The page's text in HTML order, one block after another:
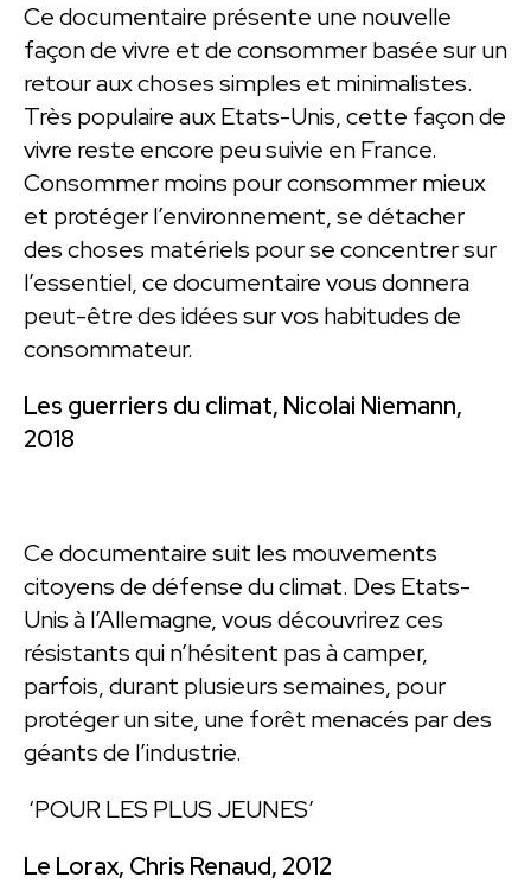
Ce documentaire présente une nouvelle
façon de vivre et de consommer basée sur un
retour aux choses simples et minimalistes.
Très populaire aux Etats-Unis, cette façon de
vivre reste encore peu suivie en France.
Consommer moins pour consommer mieux
et protéger l’environnement, se détacher
des choses matériels pour se concentrer sur
l’essentiel, ce documentaire vous donnera
peut-être des idées sur vos habitudes de
consommateur.
Les guerriers du climat, Nicolai Niemann,
2018
Ce documentaire suit les mouvements
citoyens de défense du climat. Des Etats-
Unis à l’Allemagne, vous découvrirez ces
résistants qui n’hésitent pas à camper,
parfois, durant plusieurs semaines, pour
protéger un site, une forêt menacés par des
géants de l’industrie.
‘POUR LES PLUS JEUNES’
Le Lorax, Chris Renaud, 2012